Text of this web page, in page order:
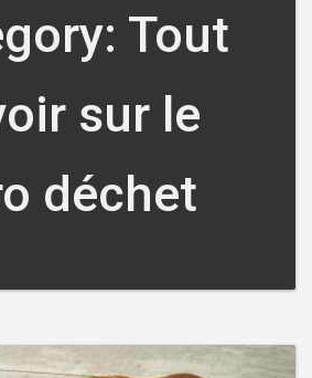
Tout
sur le
déchet